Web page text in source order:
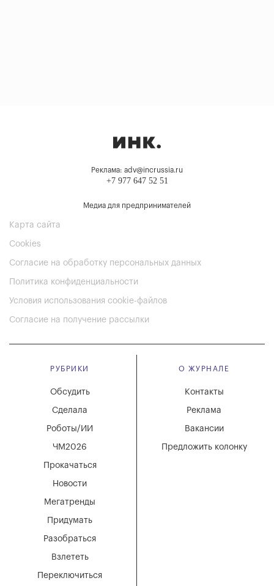
Реклама: adv@incrussia.ru
+7 977 647 52 51
Медиа для предпринимателей
Карта сайта
Cookies
Согласие на обработку персональных данных
Политика конфиденциальности
Условия использования cookie-файлов
Согласие на получение рассылки
РУБРИКИ
Мегатренды
Придумать
Разобраться
Взлететь
Новости
Переключиться
Обсудить
Сделала
Роботы/ИИ
ЧМ2026
Прокачаться
О ЖУРНАЛЕ
Вакансии
Реклама
Контакты
Предложить колонку